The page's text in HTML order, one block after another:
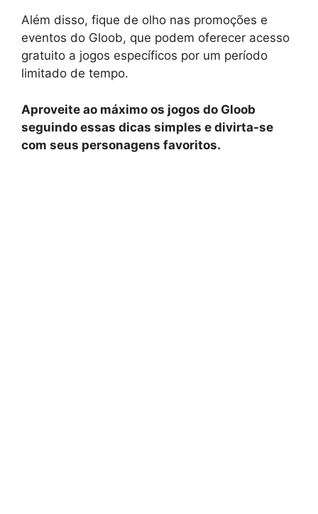
Além disso, fique de olho nas promoções e
eventos do Gloob, que podem oferecer acesso
gratuito a jogos específicos por um período
limitado de tempo.
Aproveite ao máximo os jogos do Gloob
seguindo essas dicas simples e divirta-se
com seus personagens favoritos.